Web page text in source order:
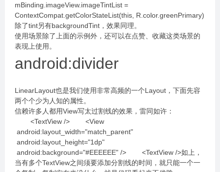
mBinding.imageView.imageTintList =
ContextCompat.getColorStateList(this, R.color.greenPrimary)
除了tint另有backgroundTint，效果同理。
使用场景除了上面的示例外，还可以在点赞、收藏这类场景的
表现上使用。
android:divider
LinearLayout也是我们使用非常高频的一个Layout，下面先容
两个个少为人知的属性。
信赖许多人都用View写太过割线的效果，雷同如许：
<TextView /> <View
android:layout_width="match_parent"
android:layout_height="1dp"
android:background="#EEEEEE" /> <TextView />如上，
当有多个TextView之间须要添加分割线的时间，就只能一个一